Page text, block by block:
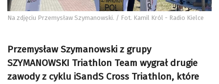
Na zdjęciu Przemysław Szymanowski. / Fot. Kamil Król - Radio Kielce
Przemysław Szymanowski z grupy
SZYMANOWSKI Triathlon Team wygrał drugie
zawody z cyklu iSandS Cross Triathlon, które